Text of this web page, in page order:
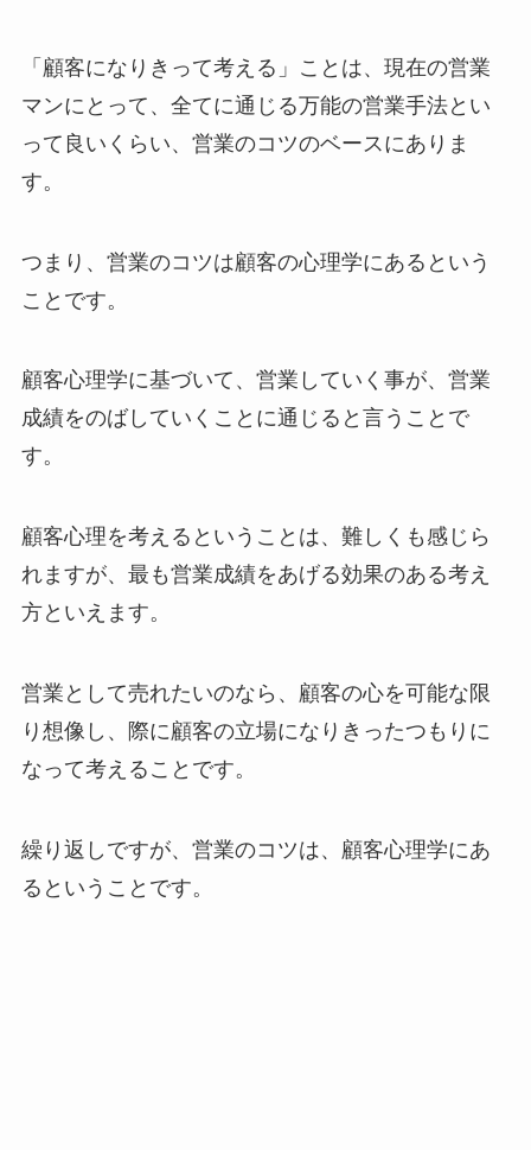
「顧客になりきって考える」ことは、現在の営業
マンにとって、全てに通じる万能の営業手法とい
って良いくらい、営業のコツのベースにありま
す。
つまり、営業のコツは顧客の心理学にあるという
ことです。
顧客心理学に基づいて、営業していく事が、営業
成績をのばしていくことに通じると言うことで
す。
顧客心理を考えるということは、難しくも感じら
れますが、最も営業成績をあげる効果のある考え
方といえます。
営業として売れたいのなら、顧客の心を可能な限
り想像し、際に顧客の立場になりきったつもりに
なって考えることです。
繰り返しですが、営業のコツは、顧客心理学にあ
るということです。